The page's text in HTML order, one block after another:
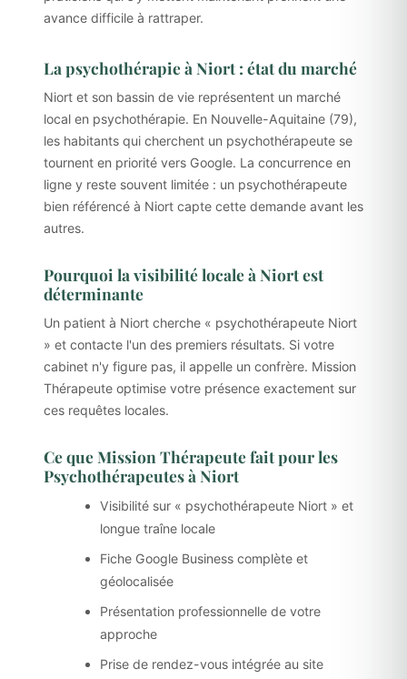
avance difficile à rattraper.
La psychothérapie à Niort : état du marché
Niort et son bassin de vie représentent un marché
local en psychothérapie. En Nouvelle-Aquitaine (79),
les habitants qui cherchent un psychothérapeute se
tournent en priorité vers Google. La concurrence en
ligne y reste souvent limitée : un psychothérapeute
bien référencé à Niort capte cette demande avant les
autres.
Pourquoi la visibilité locale à Niort est
déterminante
Un patient à Niort cherche « psychothérapeute Niort
» et contacte l'un des premiers résultats. Si votre
cabinet n'y figure pas, il appelle un confrère. Mission
Thérapeute optimise votre présence exactement sur
ces requêtes locales.
Ce que Mission Thérapeute fait pour les
Psychothérapeutes à Niort
Visibilité sur « psychothérapeute Niort » et
longue traîne locale
Fiche Google Business complète et
géolocalisée
Présentation professionnelle de votre
approche
Prise de rendez-vous intégrée au site